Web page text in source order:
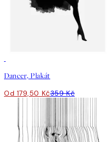
Dancer, Plakát
Od 179,50 Kč359 Kč